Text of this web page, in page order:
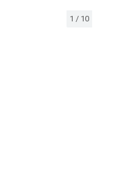
1 / 10